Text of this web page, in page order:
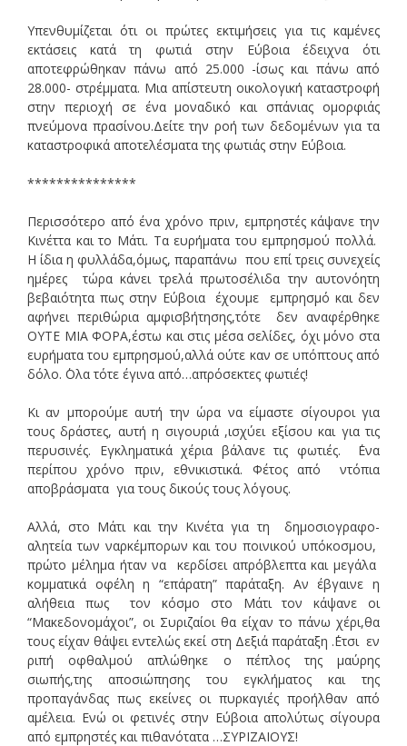
Υπενθυμίζεται ότι οι πρώτες εκτιμήσεις για τις καμένες
εκτάσεις κατά τη φωτιά στην Εύβοια έδειχνα ότι
αποτεφρώθηκαν πάνω από 25.000 -ίσως και πάνω από
28.000- στρέμματα. Μια απίστευτη οικολογική καταστροφή
στην περιοχή σε ένα μοναδικό και σπάνιας ομορφιάς
πνεύμονα πρασίνου.Δείτε την ροή των δεδομένων για τα
καταστροφικά αποτελέσματα της φωτιάς στην Εύβοια.
***************
Περισσότερο από ένα χρόνο πριν, εμπρηστές κάψανε την
Κινέττα και το Μάτι. Τα ευρήματα του εμπρησμού πολλά.
Η ίδια η φυλλάδα,όμως, παραπάνω που επί τρεις συνεχείς
ημέρες τώρα κάνει τρελά πρωτοσέλιδα την αυτονόητη
βεβαιότητα πως στην Εύβοια έχουμε εμπρησμό και δεν
αφήνει περιθώρια αμφισβήτησης,τότε δεν αναφέρθηκε
ΟΥΤΕ ΜΙΑ ΦΟΡΑ,έστω και στις μέσα σελίδες, όχι μόνο στα
ευρήματα του εμπρησμού,αλλά ούτε καν σε υπόπτους από
δόλο. ΄Ολα τότε έγινα από…απρόσεκτες φωτιές!
Κι αν μπορούμε αυτή την ώρα να είμαστε σίγουροι για
τους δράστες, αυτή η σιγουριά ,ισχύει εξίσου και για τις
περυσινές. Εγκληματικά χέρια βάλανε τις φωτιές. ΄Ενα
περίπου χρόνο πριν, εθνικιστικά. Φέτος από ντόπια
αποβράσματα για τους δικούς τους λόγους.
Αλλά, στο Μάτι και την Κινέτα για τη δημοσιογραφο-
αλητεία των ναρκέμπορων και του ποινικού υπόκοσμου,
πρώτο μέλημα ήταν να κερδίσει απρόβλεπτα και μεγάλα
κομματικά οφέλη η “επάρατη” παράταξη. Αν έβγαινε η
αλήθεια πως τον κόσμο στο Μάτι τον κάψανε οι
“Μακεδονομάχοι”, οι Συριζαίοι θα είχαν το πάνω χέρι,θα
τους είχαν θάψει εντελώς εκεί στη Δεξιά παράταξη .΄Ετσι εν
ριπή οφθαλμού απλώθηκε ο πέπλος της μαύρης
σιωπής,της αποσιώπησης του εγκλήματος και της
προπαγάνδας πως εκείνες οι πυρκαγιές προήλθαν από
αμέλεια. Ενώ οι φετινές στην Εύβοια απολύτως σίγουρα
από εμπρηστές και πιθανότατα …ΣΥΡΙΖΑΙΟΥΣ!